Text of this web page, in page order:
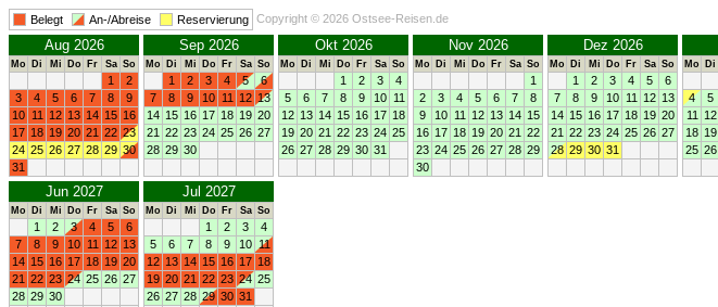
Belegt An-/Abreise Reservierung Copyright © 2026 Ostsee-Reisen.de
Aug 2026
Mo Di Mi Do Fr Sa So
1
2
3
4 5 6 7 8
9
10 11 12 13 14 15 16
17 18 19 20 21 22 23
24 25 26 27 28 29 30
31
Sep 2026
Mo Di Mi Do Fr Sa So
1 2 3 4 5
6
7
8 9 10 11 12 13
14 15 16 17 18 19 20
21 22 23 24 25 26 27
28 29 30
Okt 2026
Mo Di Mi Do Fr Sa So
1 2 3
4
5
6 7 8 9 10 11
12 13 14 15 16 17 18
19 20 21 22 23 24 25
26 27 28 29 30 31
Nov 2026
Mo Di Mi Do Fr Sa So
1
2
3 4 5 6 7
8
9
10 11 12 13 14 15
16 17 18 19 20 21 22
23 24 25 26 27 28 29
30
Dez 2026
Mo Di Mi Do Fr Sa So
1 2 3 4 5
6
7
8 9 10 11 12 13
14 15 16 17 18 19 20
21 22 23 24 25 26 27
28 29 30 31
Mo Di
4
5
11
12
18 19
25 26
Jun 2027
Mo Di Mi Do Fr Sa So
1 2 3 4 5
6
7
8 9 10 11 12 13
14 15 16 17 18 19 20
21 22 23 24 25 26 27
28 29 30
Jul 2027
Mo Di Mi Do Fr Sa So
1 2 3
4
5
6 7 8 9 10 11
12 13 14 15 16 17 18
19 20 21 22 23 24 25
26 27 28 29 30 31